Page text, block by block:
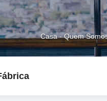
Casa-Quem